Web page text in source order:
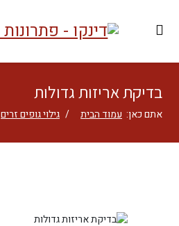
בדיקת אריזות גדולות
אתם כאן: עמוד הבית גילוי גופים זרים